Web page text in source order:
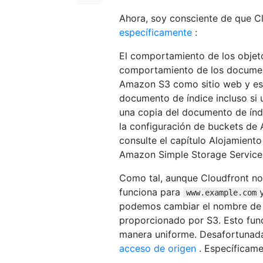
Ahora, soy consciente de que
específicamente :
El comportamiento de los
comportamiento de los
Amazon S3 como sitio web y
documento de índice incluso si
una copia del documento de
la configuración de buckets de
consulte el capítulo
Amazon Simple Storage
Como tal, aunque Cloudfront
funciona para
www.example.com
podemos cambiar el nombre
proporcionado por S3. Esto
manera uniforme.
acceso de origen .